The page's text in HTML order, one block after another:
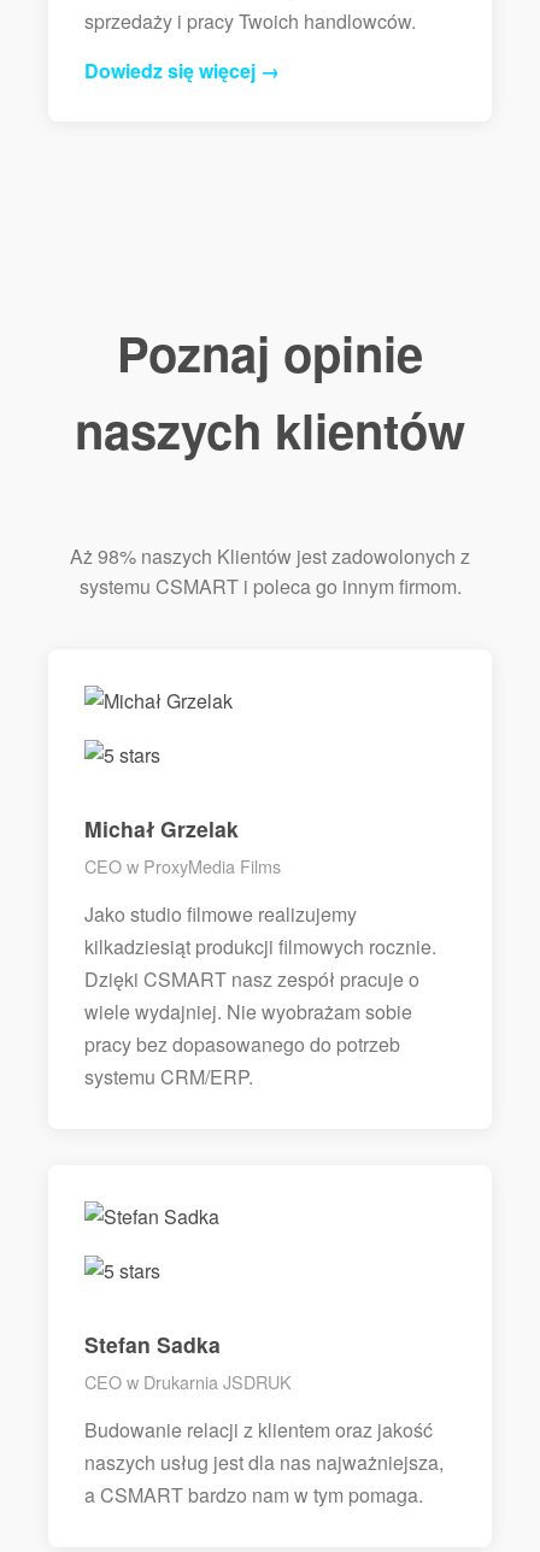
sprzedaży i pracy Twoich handlowców.
Dowiedz się więcej →
Poznaj opinie
naszych klientów
Aż 98% naszych Klientów jest zadowolonych z
systemu CSMART i poleca go innym firmom.
Michał Grzelak
CEO w ProxyMedia Films
Jako studio filmowe realizujemy
kilkadziesiąt produkcji filmowych rocznie.
Dzięki CSMART nasz zespół pracuje o
wiele wydajniej. Nie wyobrażam sobie
pracy bez dopasowanego do potrzeb
systemu CRM/ERP.
Stefan Sadka
CEO w Drukarnia JSDRUK
Budowanie relacji z klientem oraz jakość
naszych usług jest dla nas najważniejsza,
a CSMART bardzo nam w tym pomaga.